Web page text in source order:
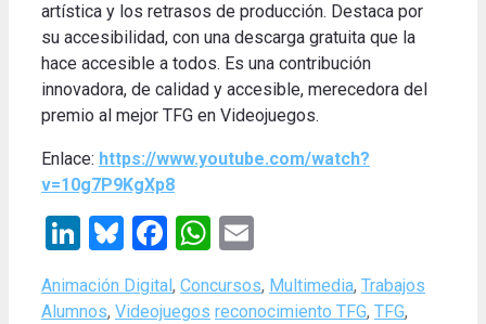
artística y los retrasos de producción. Destaca por
su accesibilidad, con una descarga gratuita que la
hace accesible a todos. Es una contribución
innovadora, de calidad y accesible, merecedora del
premio al mejor TFG en Videojuegos.
Enlace: https://www.youtube.com/watch?
v=10g7P9KgXp8
LinkedIn
Bluesky
Facebook
WhatsApp
Categories
Animación Digital , Concursos, Multimedia, Trabajos
Alumnos, Videojuegos Tags
reconocimiento TFG, TFG,